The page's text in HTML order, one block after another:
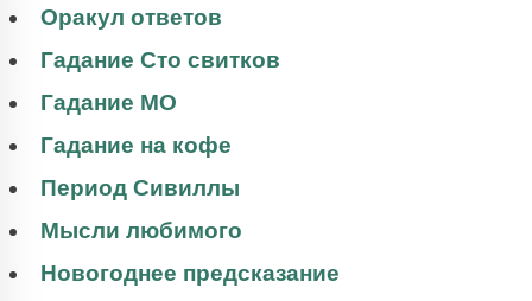
Оракул ответов
Гадание Сто свитков
Гадание МО
Гадание на кофе
Период Сивиллы
Мысли любимого
Новогоднее предсказание